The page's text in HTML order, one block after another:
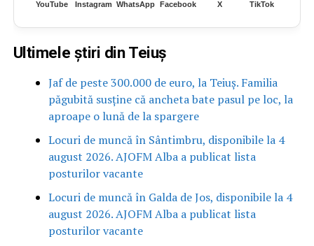
YouTube Instagram WhatsApp Facebook X TikTok
Ultimele știri din Teiuș
Jaf de peste 300.000 de euro, la Teiuș. Familia
păgubită susține că ancheta bate pasul pe loc, la
aproape o lună de la spargere
Locuri de muncă în Sântimbru, disponibile la 4
august 2026. AJOFM Alba a publicat lista
posturilor vacante
Locuri de muncă în Galda de Jos, disponibile la 4
august 2026. AJOFM Alba a publicat lista
posturilor vacante